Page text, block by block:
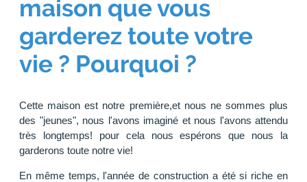
maison que vous
garderez toute votre
vie ? Pourquoi ?
Cette maison est notre première,et nous ne sommes plus
des "jeunes", nous l'avons imaginé et nous l'avons attendu
très longtemps! pour cela nous espérons que nous la
garderons toute notre vie!
En même temps, l'année de construction a été si riche en